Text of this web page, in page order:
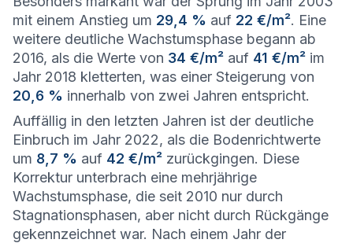
mit einem Anstieg um 29,4 % auf 22 €/m². Eine
weitere deutliche Wachstumsphase begann ab
2016, als die Werte von 34 €/m² auf 41 €/m² im
Jahr 2018 kletterten, was einer Steigerung von
20,6 % innerhalb von zwei Jahren entspricht.
Auffällig in den letzten Jahren ist der deutliche
Einbruch im Jahr 2022, als die Bodenrichtwerte
um 8,7 % auf 42 €/m² zurückgingen. Diese
Korrektur unterbrach eine mehrjährige
Wachstumsphase, die seit 2010 nur durch
Stagnationsphasen, aber nicht durch Rückgänge
gekennzeichnet war. Nach einem Jahr der